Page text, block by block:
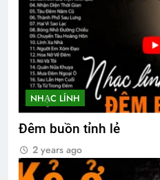
NHẠC LÍNH
Đêm buồn tỉnh lẻ
2 years ago